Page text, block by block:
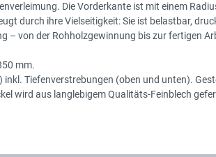
Die Vorderkante ist mit einem
durch ihre Vielseitigkeit: Sie ist belastbar,
– von der Rohholzgewinnung bis zur fertigen
mm.
Tiefenverstrebungen (oben und unten).
wird aus langlebigem Qualitäts-Feinblech